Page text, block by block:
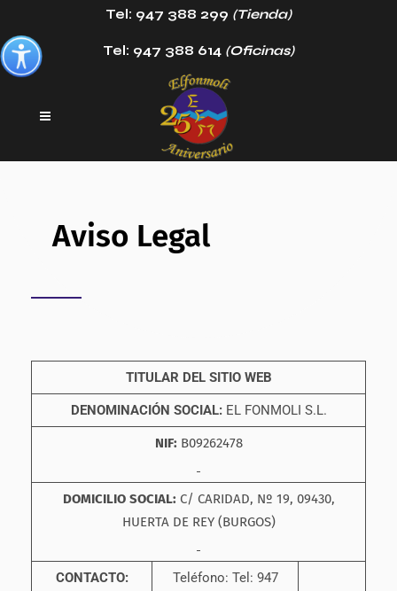
Tel: 947 388 299 (Tienda)
Tel: 947 388 614 (Oficinas)
Aviso Legal
TITULAR DEL SITIO WEB
DENOMINACIÓN SOCIAL:EL FONMOLI S.L.
NIF: B09262478
DOMICILIO SOCIAL: C/ CARIDAD, Nº 19, 09430,
HUERTA DE REY (BURGOS)
CONTACTO:
Teléfono: Tel: 947